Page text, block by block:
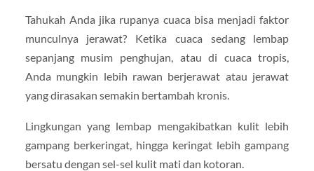
Tahukah Anda jika rupanya cuaca bisa menjadi faktor
munculnya jerawat? Ketika cuaca sedang lembap
sepanjang musim penghujan, atau di cuaca tropis,
Anda mungkin lebih rawan berjerawat atau jerawat
yang dirasakan semakin bertambah kronis.
Lingkungan yang lembap mengakibatkan kulit lebih
gampang berkeringat, hingga keringat lebih gampang
bersatu dengan sel-sel kulit mati dan kotoran.